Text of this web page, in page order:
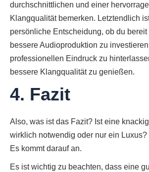
durchschnittlichen und einer
Klangqualität bemerken. Letztendlich
persönliche Entscheidung, ob du
bessere Audioproduktion zu
professionellen Eindruck zu
bessere Klangqualität zu genießen.
4. Fazit
Also, was ist das Fazit? Ist eine
wirklich notwendig oder nur ein Luxus?
Es kommt darauf an.
Es ist wichtig zu beachten, dass eine